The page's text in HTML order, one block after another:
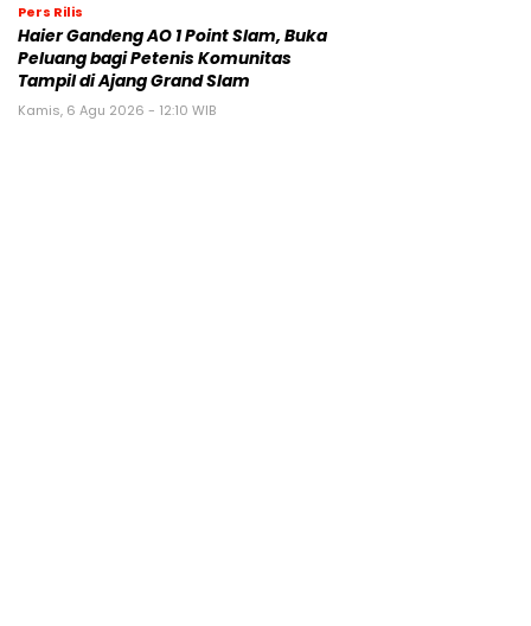
Pers Rilis
Haier Gandeng AO 1 Point Slam, Buka
Peluang bagi Petenis Komunitas
Tampil di Ajang Grand Slam
Kamis, 6 Agu 2026 - 12:10 WIB